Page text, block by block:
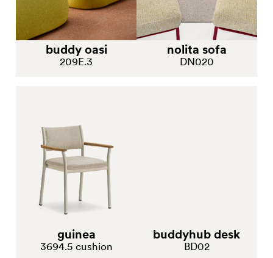
buddy oasi
209E.3
nolita sofa
DN020
guinea
3694.5 cushion
buddyhub desk
BD02